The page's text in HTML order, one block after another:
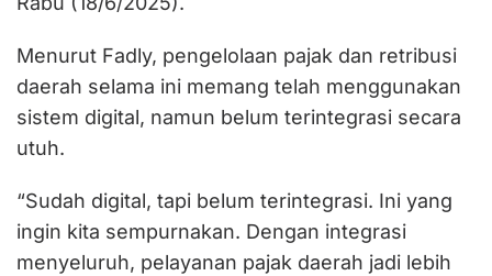
Menurut Fadly, pengelolaan pajak dan retribusi
daerah selama ini memang telah menggunakan
sistem digital, namun belum terintegrasi secara
utuh.
“Sudah digital, tapi belum terintegrasi. Ini yang
ingin kita sempurnakan. Dengan integrasi
menyeluruh, pelayanan pajak daerah jadi lebih